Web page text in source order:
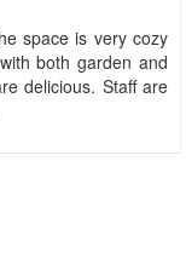
space is very cozy
both garden and
delicious. Staff are